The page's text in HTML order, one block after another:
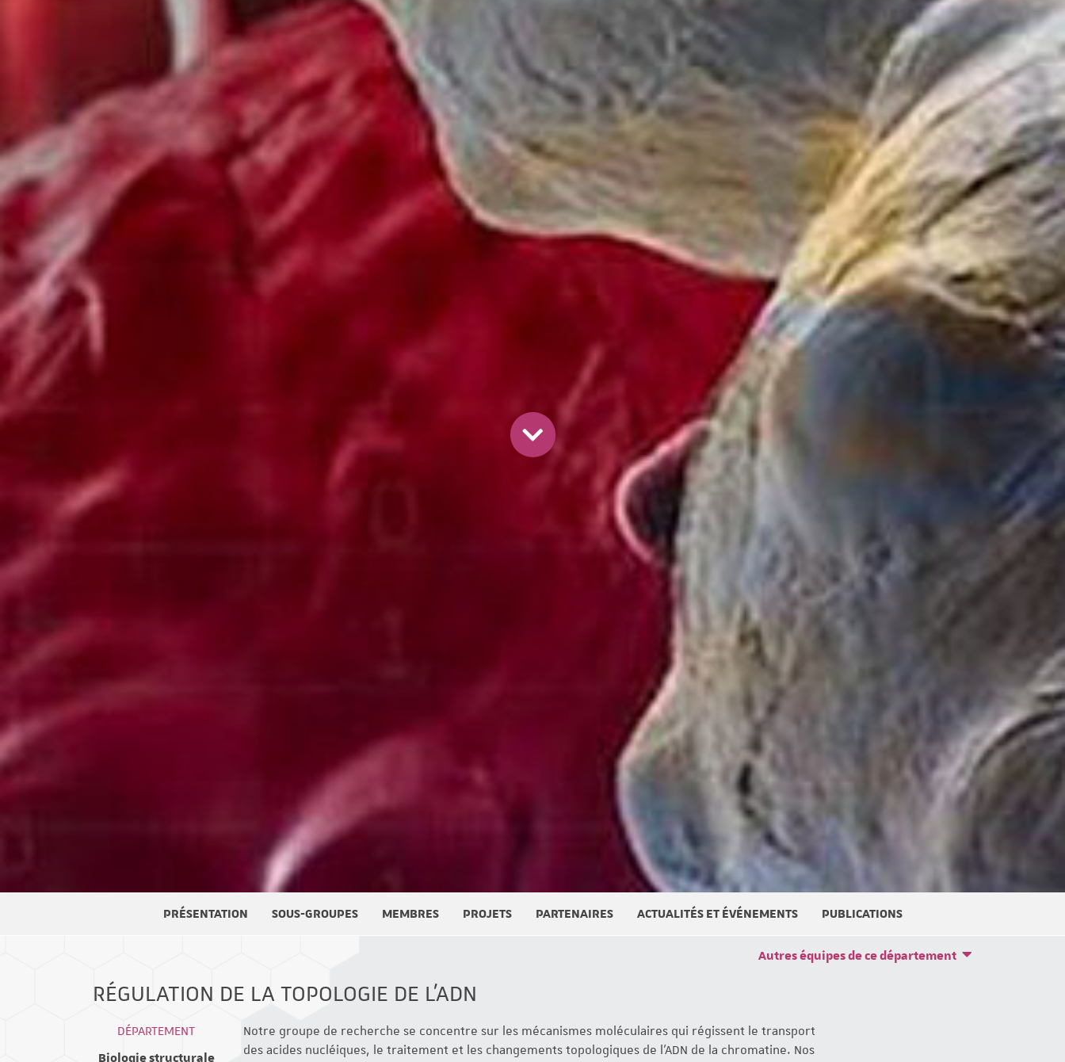
PRÉSENTATION SOUS-GROUPES MEMBRES PROJETS PARTENAIRES ACTUALITÉS ET ÉVÉNEMENTS PUBLICATIONS
RÉGULATION DE LA TOPOLOGIE DE L'ADN
Autres équipes de ce département
DÉPARTEMENT
Biologie structurale
Notre groupe de recherche se concentre sur les mécanismes moléculaires qui régissent le transport
des acides nucléiques, le traitement et les changements topologiques de l'ADN de la chromatine. Nos